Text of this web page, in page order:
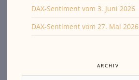
DAX-Sentiment vom 3. Juni 2026
DAX-Sentiment vom 27. Mai 2026
ARCHIV